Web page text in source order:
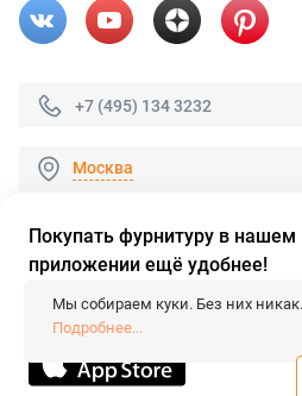
+7 (495) 134 3232
Москва
© 2026 «FieraShop.ru»
Сопровождение сайта
- Вебформат.
Все права защищены.
Не является публичной офертой
Политика конфиденциальности
Покупать фурнитуру в нашем
приложении ещё удобнее!
Мы собираем куки. Без них никак.
Подробнее...